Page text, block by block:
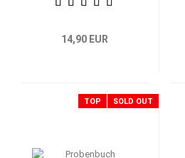
14,90 EUR
TOP SOLD OUT